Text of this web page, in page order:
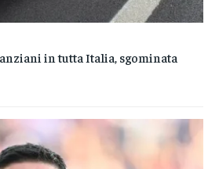
in tutta Italia, sgominata